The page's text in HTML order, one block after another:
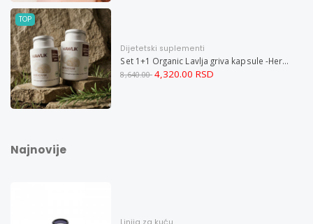
TOP
Dijetetski suplementi
Set 1+1 Organic Lavlja griva kapsule -Hericium ekstrakt 60
8,640.00 4,320.00 RSD
Najnovije